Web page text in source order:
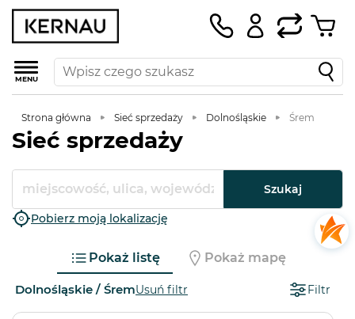
MENU
Strona główna Sieć sprzedaży Dolnośląskie Śrem
Sieć sprzedaży
Szukaj
Pobierz moją lokalizację
Pokaż listę Pokaż mapę
Dolnośląskie / ŚremUsuń filtr Filtr